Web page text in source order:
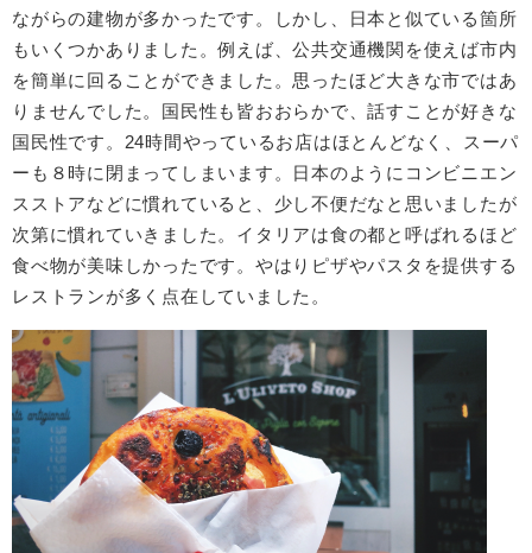
ながらの建物が多かったです。しかし、日本と似ている箇所
もいくつかありました。例えば、公共交通機関を使えば市内
を簡単に回ることができました。思ったほど大きな市ではあ
りませんでした。国民性も皆おおらかで、話すことが好きな
国民性です。24時間やっているお店はほとんどなく、スーパ
ーも８時に閉まってしまいます。日本のようにコンビニエン
スストアなどに慣れていると、少し不便だなと思いましたが
次第に慣れていきました。イタリアは食の都と呼ばれるほど
食べ物が美味しかったです。やはりピザやパスタを提供する
レストランが多く点在していました。